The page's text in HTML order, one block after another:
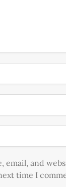
email, and
time I